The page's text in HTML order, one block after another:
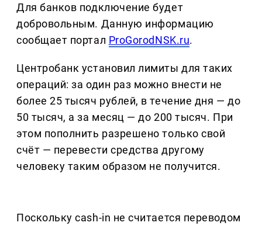
Для банков подключение будет
добровольным. Данную информацию
сообщает портал ProGorodNSK.ru.
Центробанк установил лимиты для таких
операций: за один раз можно внести не
более 25 тысяч рублей, в течение дня — до
50 тысяч, а за месяц — до 200 тысяч. При
этом пополнить разрешено только свой
счёт — перевести средства другому
человеку таким образом не получится.
Поскольку cash-in не считается переводом